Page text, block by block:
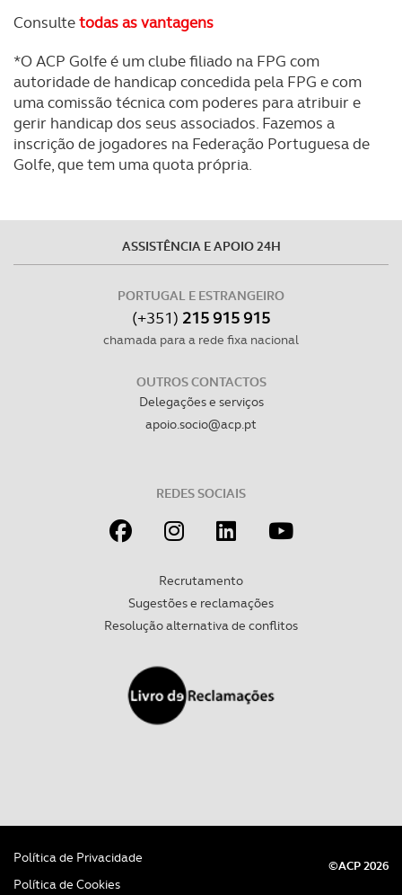
necessário no contexto dos serviços a prestar.
Realçamos que o bloqueio de certo tipo de Cookies e
tecnologias similares pode ter impacto na sua
experiência de navegação no Website e nos serviços
disponibilizados.
Consulte a política de cookies do site.
Consultetodas as vantagens
*O ACP Golfe é um clube filiado na FPG com
autoridade de handicap concedida pela FPG e com
uma comissão técnica com poderes para atribuir e
gerir handicap dos seus associados. Fazemos a
inscrição de jogadores na Federação Portuguesa de
Golfe, que tem uma quota própria.
ASSISTÊNCIA E APOIO 24H
PORTUGAL E ESTRANGEIRO
(+351) 215 915 915
chamada para a rede fixa nacional
OUTROS CONTACTOS
Delegações e serviços
apoio.socio@acp.pt
REDES SOCIAIS
Recrutamento
Sugestões e reclamações
Resolução alternativa de conflitos
Política de Privacidade
Política de Cookies
©ACP 2026